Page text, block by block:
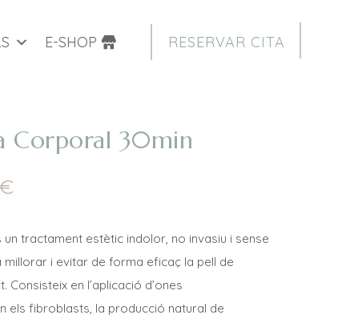
E-SHOP RESERVAR CITA
Corporal 30min
preus:
40,00€
a
320,00€
tractament estètic indolor, no invasiu i sense
i evitar de forma eficaç la pell de
Consisteix en l’aplicació d’ones
els fibroblasts, la producció natural de